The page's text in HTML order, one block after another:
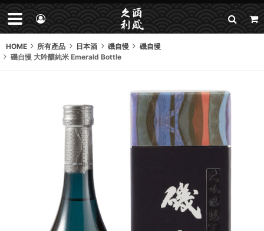
HOME 所有產品 日本酒 磯自慢
磯自慢
磯自慢 大吟釀純米 Emerald Bottle